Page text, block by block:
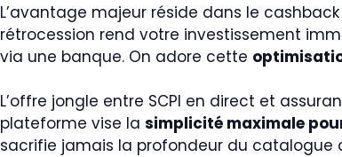
L’avantage majeur réside dans le
rétrocession rend votre investissement
via une banque. On adore cette
L’offre jongle entre SCPI en direct et
plateforme vise la simplicité maximale
sacrifie jamais la profondeur du catalogue